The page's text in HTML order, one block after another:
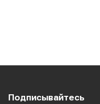
Подписывайтесь